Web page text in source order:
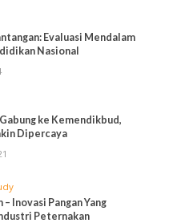
Evaluasi Mendalam
Nasional
ke Kemendikbud,
Dipercaya
– Inovasi Pangan Yang
Peternakan